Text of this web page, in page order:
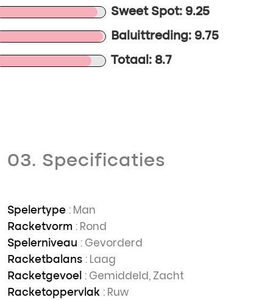
Sweet Spot: 9.25
Baluittreding: 9.75
Totaal: 8.7
03. Specificaties
Spelertype : Man
Racketvorm : Rond
Spelerniveau : Gevorderd
Racketbalans : Laag
Racketgevoel : Gemiddeld, Zacht
Racketoppervlak : Ruw